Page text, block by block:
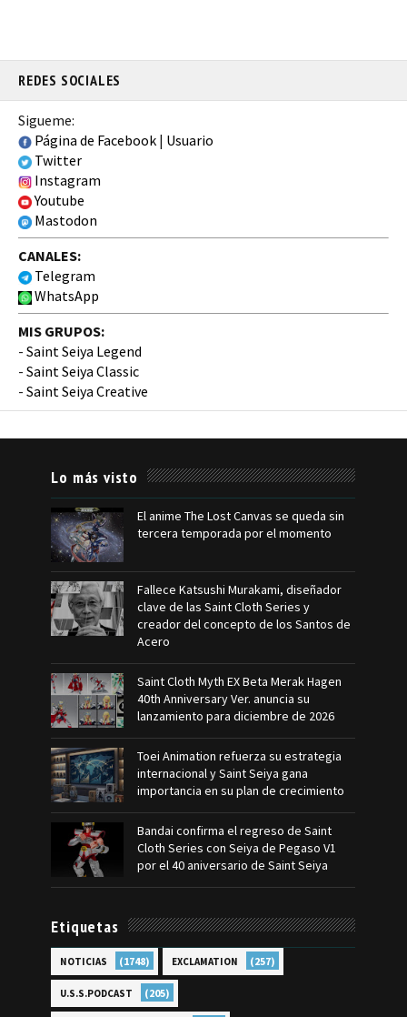
REDES SOCIALES
Sigueme:
Página de Facebook | Usuario
Twitter
Instagram
Youtube
Mastodon
CANALES:
Telegram
WhatsApp
MIS GRUPOS:
- Saint Seiya Legend
- Saint Seiya Classic
- Saint Seiya Creative
Lo más visto
El anime The Lost Canvas se queda sin
tercera temporada por el momento
Fallece Katsushi Murakami, diseñador
clave de las Saint Cloth Series y
creador del concepto de los Santos de
Acero
Saint Cloth Myth EX Beta Merak Hagen
40th Anniversary Ver. anuncia su
lanzamiento para diciembre de 2026
Toei Animation refuerza su estrategia
internacional y Saint Seiya gana
importancia en su plan de crecimiento
Bandai confirma el regreso de Saint
Cloth Series con Seiya de Pegaso V1
por el 40 aniversario de Saint Seiya
Etiquetas
NOTICIAS (1748) EXCLAMATION (257)
U.S.S.PODCAST (205)